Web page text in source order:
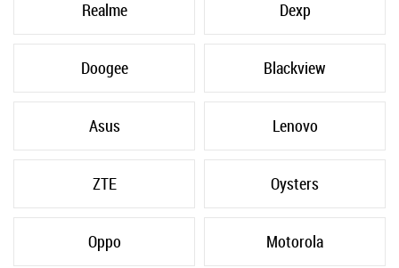
Realme Dexp
Doogee Blackview
Asus Lenovo
ZTE Oysters
Oppo Motorola